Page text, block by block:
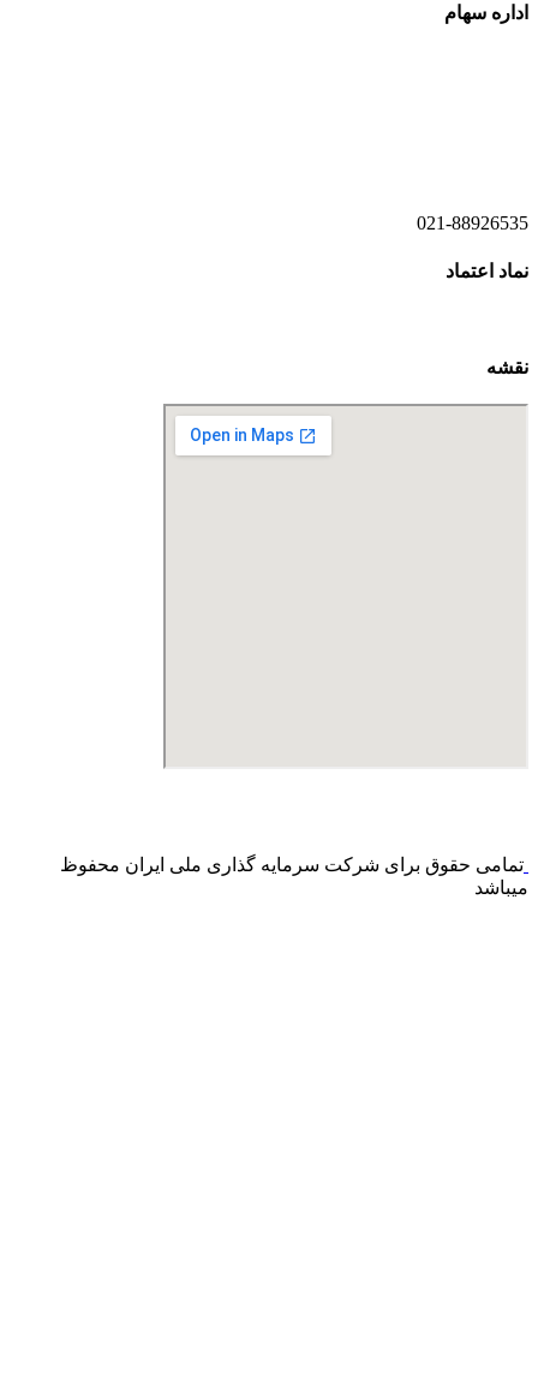
اداره سهام
021-88926535
نماد اعتماد
نقشه
تمامی حقوق برای شرکت سرمایه گذاری ملی ایران محفوظ
میباشد